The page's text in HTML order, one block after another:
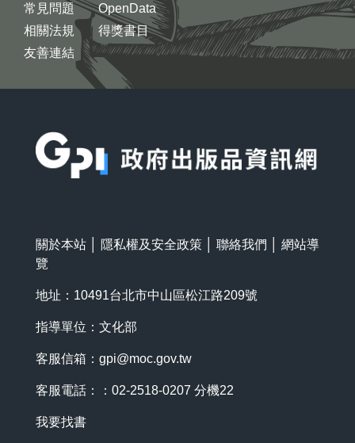
常見問題
相關法規
友善連結
OpenData
得獎書目
關於本站 隱私權及安全政策 聯絡我們
網站導
覽
地址：10491台北市中山區松江路209號
指導單位：文化部
客服信箱： gpi@moc.gov.tw
客服電話：：02-2518-0207 分機22
我要找書